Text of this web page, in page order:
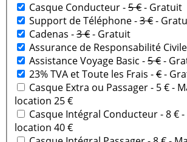
Casque Conducteur -5 €- Gratuit
Support de Téléphone -3 €-
Cadenas -3 €- Gratuit
Assurance de Responsabilité
Assistance Voyage Basic -5 €-
23% TVA et Toute les Frais -€-
Casque Extra ou Passager - 5 €-
location 25 €
Casque Intégral Conducteur - 8 €
location 40 €